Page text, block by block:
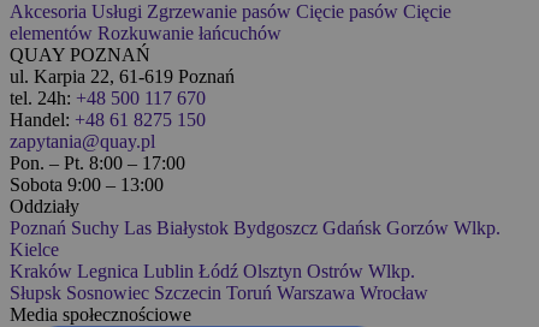
Akcesoria Usługi Zgrzewanie pasów Cięcie pasów Cięcie
elementów Rozkuwanie łańcuchów
QUAY POZNAŃ
ul. Karpia 22, 61-619 Poznań
tel. 24h: +48 500 117 670
Handel: +48 61 8275 150
zapytania@quay.pl
Pon. – Pt. 8:00 – 17:00
Sobota 9:00 – 13:00
Oddziały
Poznań Suchy Las Białystok Bydgoszcz Gdańsk Gorzów Wlkp.
Kielce
Kraków Legnica Lublin Łódź Olsztyn Ostrów Wlkp.
Słupsk Sosnowiec Szczecin Toruń Warszawa Wrocław
Media społecznościowe